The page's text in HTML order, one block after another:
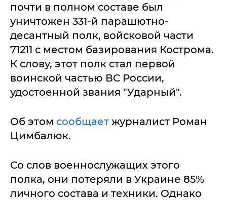
почти в полном составе был
уничтожен 331-й парашютно-
десантный полк, войсковой части
71211 с местом базирования Кострома.
К слову, этот полк стал первой
воинской частью ВС России,
удостоенной звания "Ударный".
Об этом сообщает журналист Роман
Цимбалюк.
Со слов военнослужащих этого
полка, они потеряли в Украине 85%
личного состава и техники. Однако